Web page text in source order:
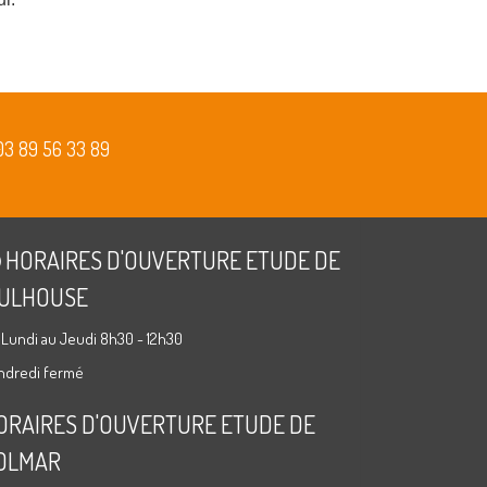
89 56 33 89
HORAIRES D'OUVERTURE ETUDE DE
au Jeudi 8h30 - 12h30
fermé
D'OUVERTURE ETUDE DE